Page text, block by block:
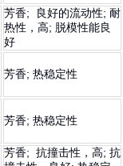
芳香; 良好的流动性; 耐
热性，高; 脱模性能良
好
芳香; 热稳定性
芳香; 热稳定性
芳香; 抗撞击性，高; 抗